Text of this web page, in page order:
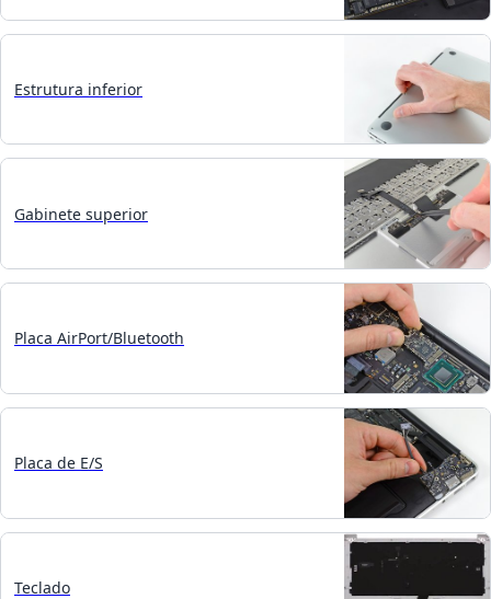
Estrutura inferior
Gabinete superior
Placa AirPort/Bluetooth
Placa de E/S
Teclado